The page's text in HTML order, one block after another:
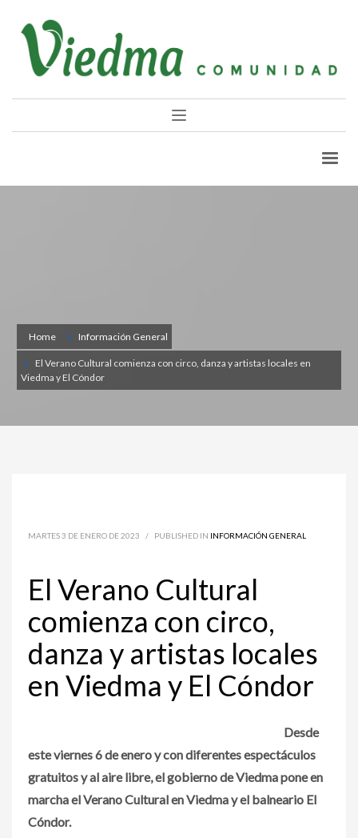
Home Información General
El Verano Cultural comienza con circo, danza y artistas locales en
Viedma y El Cóndor
MARTES 3 DE ENERO DE 2023 / PUBLISHED IN INFORMACIÓN GENERAL
El Verano Cultural
comienza con circo,
danza y artistas locales
en Viedma y El Cóndor
Desde
este viernes 6 de enero y con diferentes espectáculos
gratuitos y al aire libre, el gobierno de Viedma pone en
marcha el Verano Cultural en Viedma y el balneario El
Cóndor.